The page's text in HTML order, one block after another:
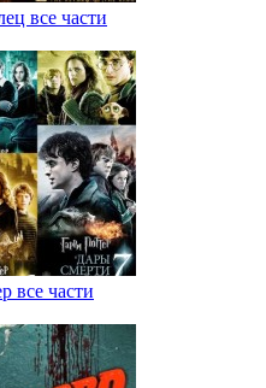
все части
все части